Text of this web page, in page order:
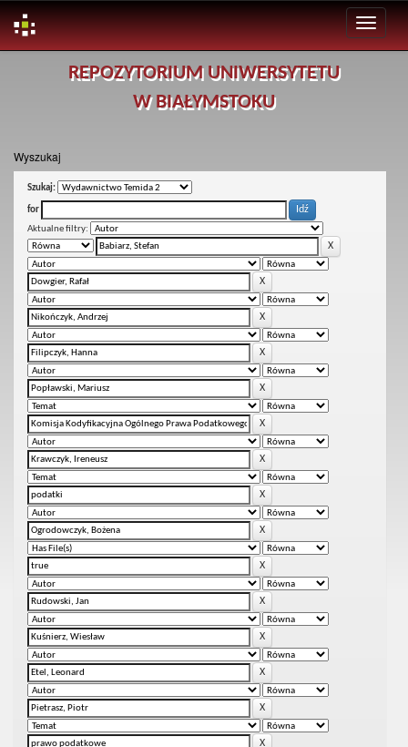
REPOZYTORIUM UNIWERSYTETU
W BIAŁYMSTOKU
Wyszukaj
Szukaj:
for
Aktualne filtry: